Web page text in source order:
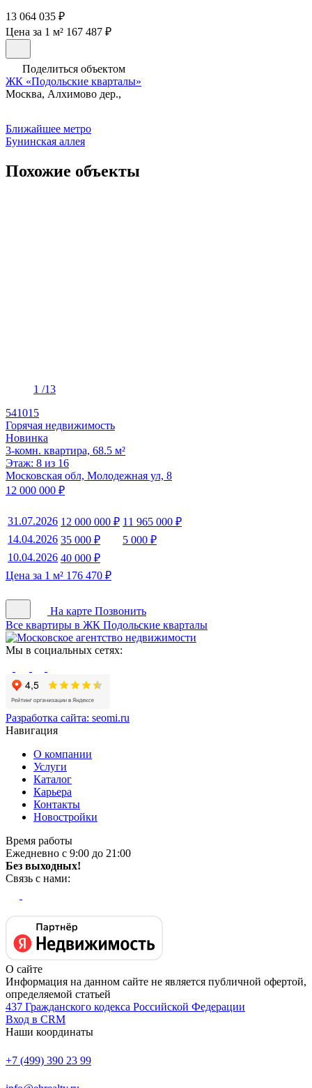
13 064 035 ₽
Цена за 1 м² 167 487 ₽
Поделиться объектом
ЖК «Подольские кварталы»
Москва, Алхимово дер.,
Ближайшее метро
Бунинская аллея
Похожие объекты
1 /13
541015
Горячая недвижимость
Новинка
3-комн. квартира, 68.5 м²
Этаж: 8 из 16
Московская обл, Молодежная ул, 8
12 000 000 ₽
31.07.2026 12 000 000 ₽ 11 965 000 ₽
14.04.2026 35 000 ₽
5 000 ₽
10.04.2026 40 000 ₽
Цена за 1 м² 176 470 ₽
На карте Позвонить
Все квартиры в ЖК Подольские кварталы
Мы в социальных сетях:
Разработка сайта: seomi.ru
Навигация
О компании
Услуги
Каталог
Карьера
Контакты
Новостройки
Время работы
Ежедневно с 9:00 до 21:00
Без выходных!
Связь с нами:
О сайте
Информация на данном сайте не является публичной офертой,
определяемой статьей
437 Гражданского кодекса Российской Федерации
Вход в CRM
Наши координаты
+7 (499) 390 23 99